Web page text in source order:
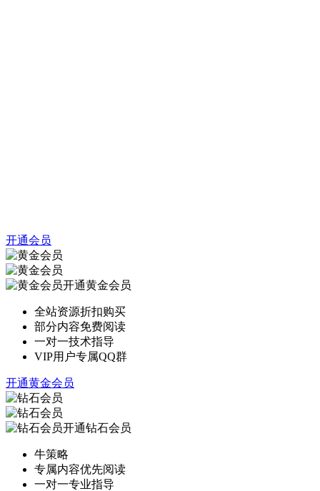
开通会员
开通黄金会员
全站资源折扣购买
部分内容免费阅读
一对一技术指导
VIP用户专属QQ群
开通黄金会员
开通钻石会员
牛策略
专属内容优先阅读
一对一专业指导